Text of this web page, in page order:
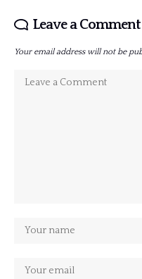
Leave a Comment
Your email address will not be